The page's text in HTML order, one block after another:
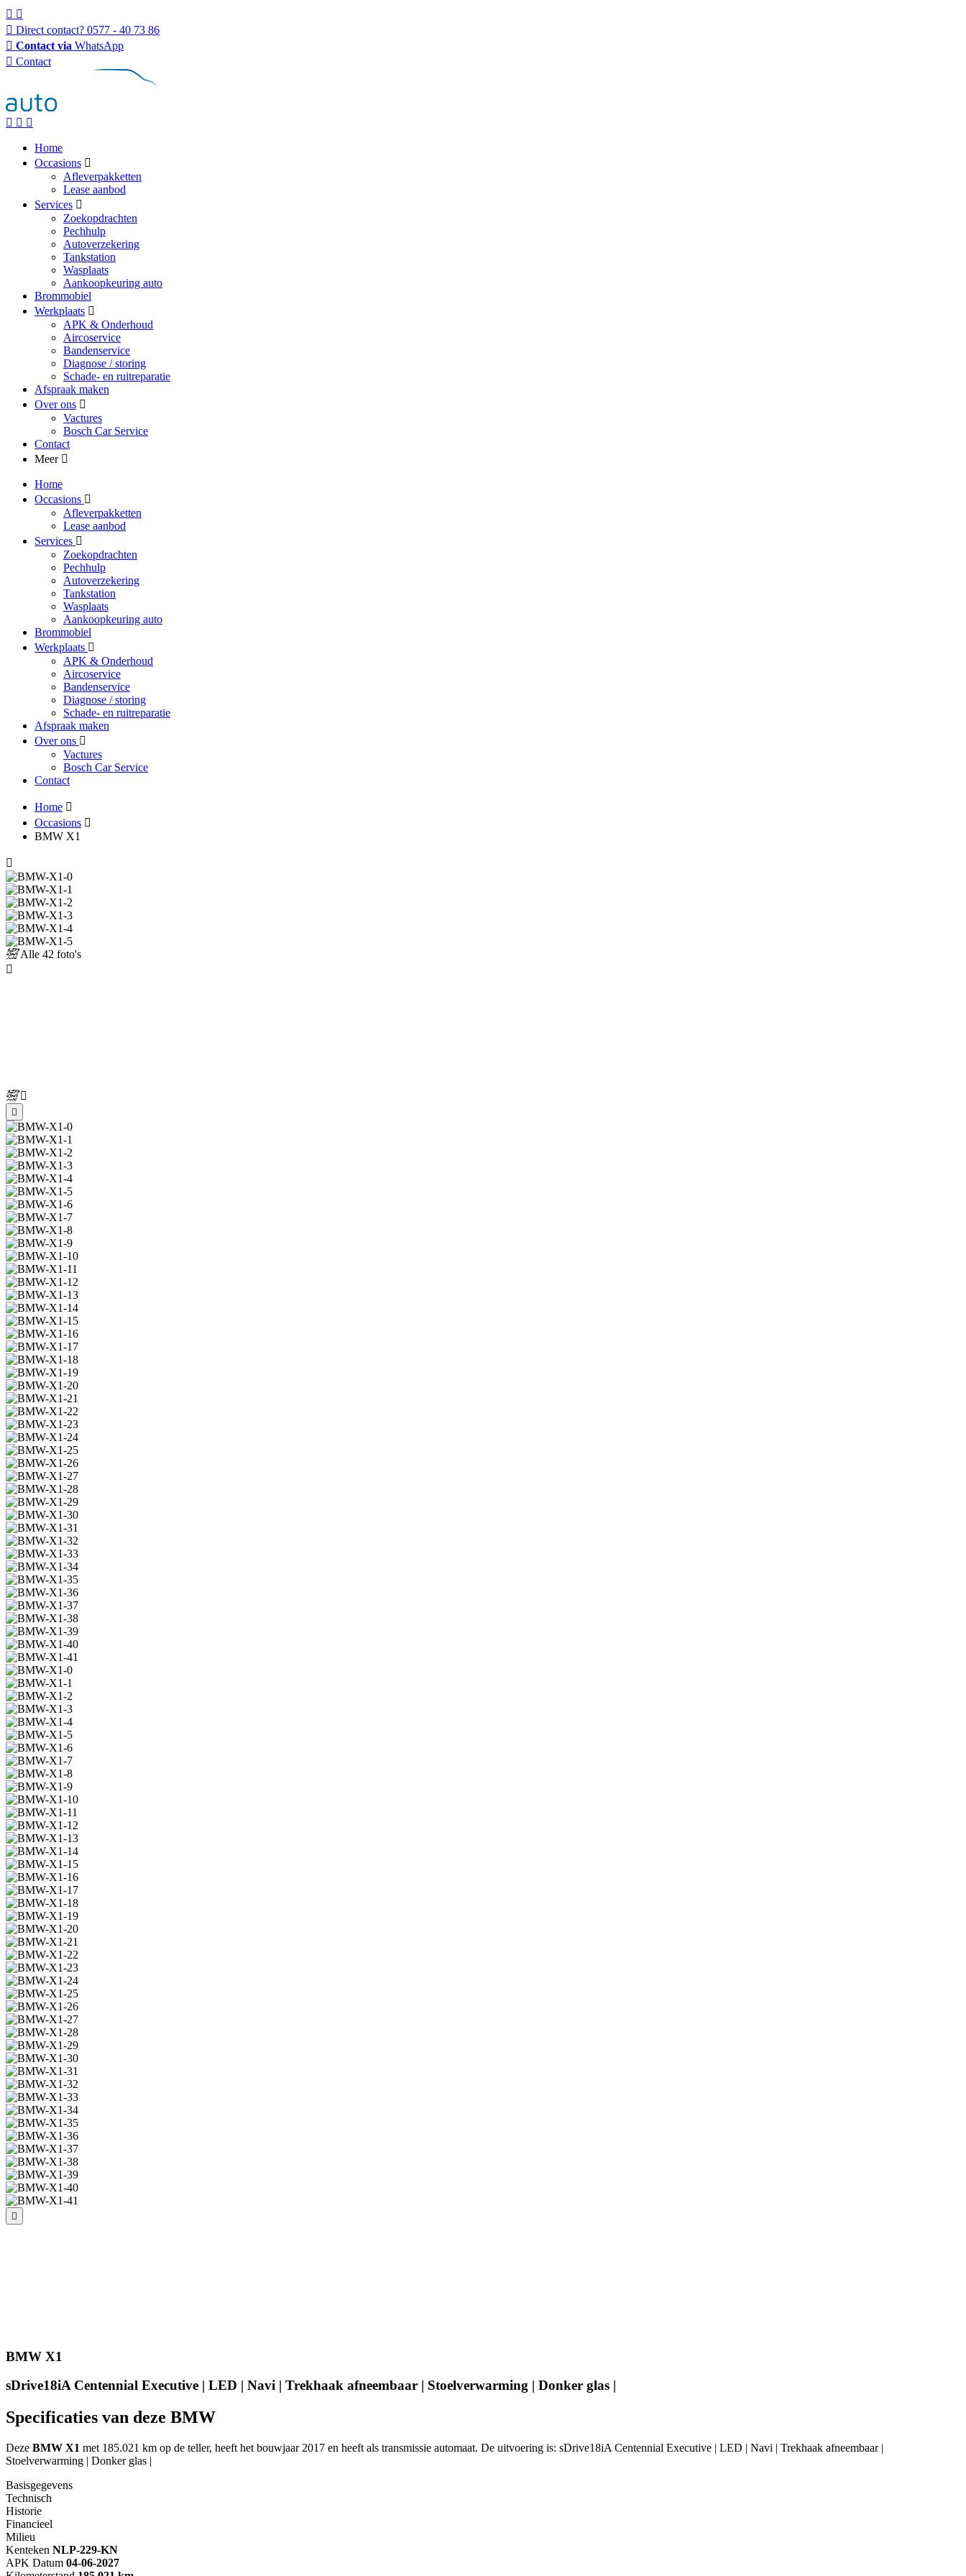
Direct contact? 0577 - 40 73 86
Contact via WhatsApp
Contact
Home
Occasions
Afleverpakketten
Lease aanbod
Services
Zoekopdrachten
Pechhulp
Autoverzekering
Tankstation
Wasplaats
Aankoopkeuring auto
Brommobiel
Werkplaats
APK & Onderhoud
Aircoservice
Bandenservice
Diagnose / storing
Schade- en ruitreparatie
Afspraak maken
Over ons
Vactures
Bosch Car Service
Contact
Meer
Home
Occasions
Afleverpakketten
Lease aanbod
Services
Zoekopdrachten
Pechhulp
Autoverzekering
Tankstation
Wasplaats
Aankoopkeuring auto
Brommobiel
Werkplaats
APK & Onderhoud
Aircoservice
Bandenservice
Diagnose / storing
Schade- en ruitreparatie
Afspraak maken
Over ons
Vactures
Bosch Car Service
Contact
Home
Occasions
BMW X1
Alle 42 foto's
BMW X1
sDrive18iA Centennial Executive | LED | Navi | Trekhaak afneembaar | Stoelverwarming | Donker glas |
Specificaties van deze BMW
Deze BMW X1 met 185.021 km op de teller, heeft het bouwjaar 2017 en heeft als transmissie automaat. De uitvoering is: sDrive18iA Centennial Executive | LED | Navi | Trekhaak afneembaar |
Stoelverwarming | Donker glas |
Basisgegevens
Technisch
Historie
Financieel
Milieu
Kenteken NLP-229-KN
APK Datum 04-06-2027